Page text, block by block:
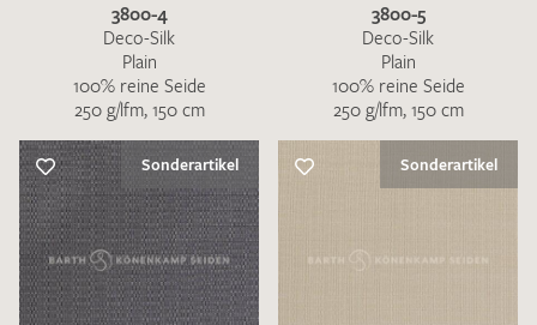
3800-4
Deco-Silk
Plain
100% reine Seide
250 g/lfm, 150 cm
3800-5
Deco-Silk
Plain
100% reine Seide
250 g/lfm, 150 cm
Sonderartikel Sonderartikel